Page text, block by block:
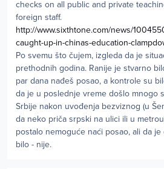
checks on all public and private
foreign staff.
http://www.sixthtone.com/news/
caught-up-in-chinas-education-
Po svemu što čujem, izgleda da je
prethodnih godina. Ranije je stvarno
par dana nađeš posao, a kontrole su
da je u poslednje vreme došlo mnogo
Srbije nakon uvođenja bezviznog (u
da neko priča srpski na ulici ili u
postalo nemoguće naći posao, ali da
bilo - nije.